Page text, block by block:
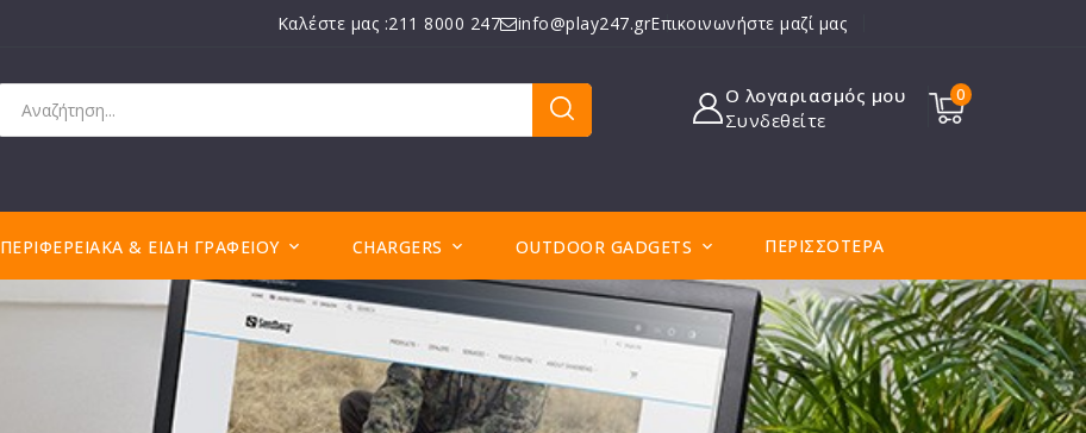
Καλέστε μας :211 8000 247 info@play247.grΕπικοινωνήστε μαζί μας
Ο λογαριασμός μου
Συνδεθείτε
0
ΠΕΡΙΦΕΡΕΙΑΚΆ & ΕΊΔΗ ΓΡΑΦΕΊΟΥ  CHARGERS  OUTDOOR GADGETS  ΠΕΡΙΣΣΌΤΕΡΑ